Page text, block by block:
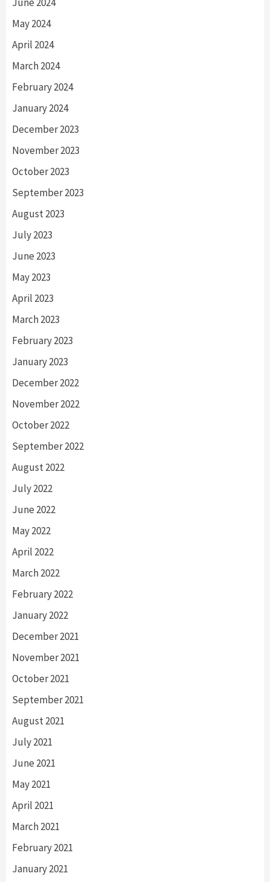
May 2024
April 2024
March 2024
February 2024
January 2024
December 2023
November 2023
October 2023
September 2023
August 2023
July 2023
June 2023
May 2023
April 2023
March 2023
February 2023
January 2023
December 2022
November 2022
October 2022
September 2022
August 2022
July 2022
June 2022
May 2022
April 2022
March 2022
February 2022
January 2022
December 2021
November 2021
October 2021
September 2021
August 2021
July 2021
June 2021
May 2021
April 2021
March 2021
February 2021
January 2021